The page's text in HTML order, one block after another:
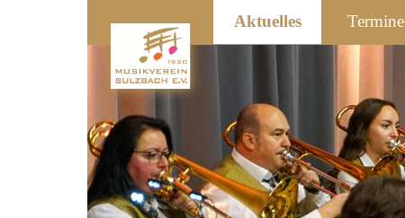
Aktuelles Termine